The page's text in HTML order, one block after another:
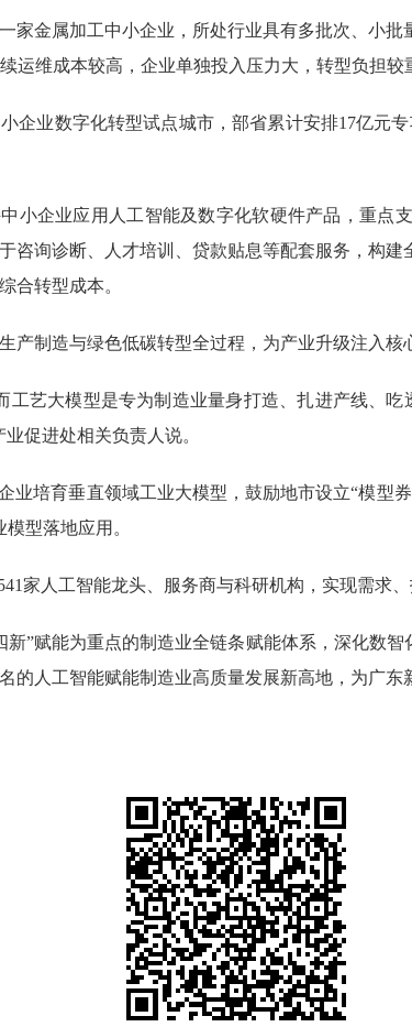
金属加工中小企业，所处行业具有多批次、小批
运维成本较高，企业单独投入压力大，转型负担较
业数字化转型试点城市，部省累计安排17亿元
企业应用人工智能及数字化软硬件产品，重点
咨询诊断、人才培训、贷款贴息等配套服务，构
合转型成本。
制造与绿色低碳转型全过程，为产业升级注入核
大模型是专为制造业量身打造、扎进产线、吃
促进处相关负责人说。
培育垂直领域工业大模型，鼓励地市设立“模型
型落地应用。
人工智能龙头、服务商与科研机构，实现需求、
赋能为重点的制造业全链条赋能体系，深化数智
的人工智能赋能制造业高质量发展新高地，为广东